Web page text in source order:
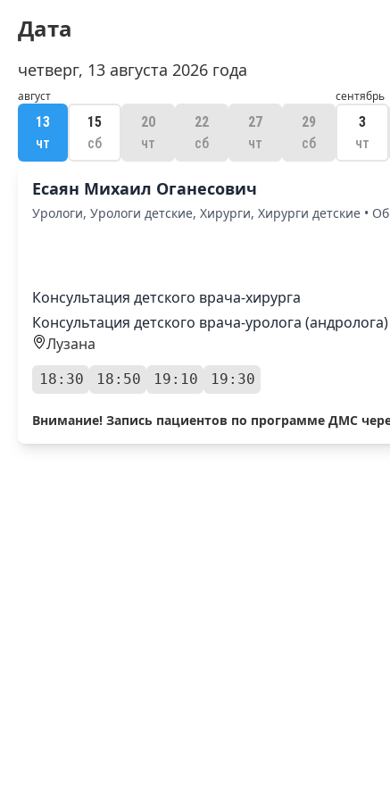
Дата
четверг, 13 августа 2026 года
август
13
чт
15
сб
20
чт
22
сб
27
чт
29
сб
сентябрь
3
чт
Есаян Михаил Оганесович
Урологи, Урологи детские, Хирурги, Хирурги детские •
Консультация детского врача-хирурга
Консультация детского врача-уролога (андролога)
Лузана
18:30 18:50 19:10 19:30
Внимание! Запись пациентов по программе ДМС